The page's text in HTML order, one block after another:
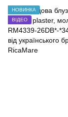
НОВИНКА
ВІДЕО